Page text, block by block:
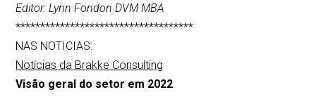
Editor: Lynn Fondon DVM MBA
************************************
NAS NOTICIAS:
Notícias da Brakke Consulting
Visão geral do setor em 2022